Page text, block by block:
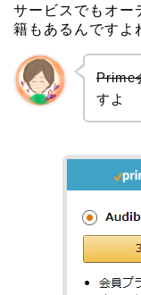
サービスでもオー
籍もあるんですよ
Prime
すよ